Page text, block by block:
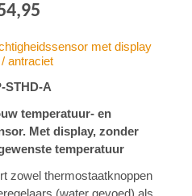
met display
antraciet
STHD-A
temperatuur- en
Met display, zonder
temperatuur
zowel thermostaatknoppen